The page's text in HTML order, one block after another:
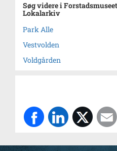
Søg videre i
Lokalarkiv
Park Alle
Vestvolden
Voldgården